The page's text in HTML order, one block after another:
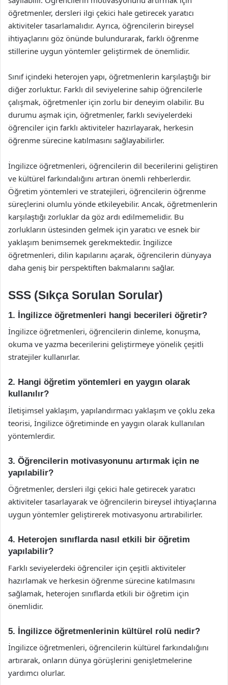
öğretmenler, dersleri ilgi çekici hale getirecek yaratıcı
aktiviteler tasarlamalıdır. Ayrıca, öğrencilerin bireysel
ihtiyaçlarını göz önünde bulundurarak, farklı öğrenme
stillerine uygun yöntemler geliştirmek de önemlidir.
Sınıf içindeki heterojen yapı, öğretmenlerin karşılaştığı bir
diğer zorluktur. Farklı dil seviyelerine sahip öğrencilerle
çalışmak, öğretmenler için zorlu bir deneyim olabilir. Bu
durumu aşmak için, öğretmenler, farklı seviyelerdeki
öğrenciler için farklı aktiviteler hazırlayarak, herkesin
öğrenme sürecine katılmasını sağlayabilirler.
İngilizce öğretmenleri, öğrencilerin dil becerilerini geliştiren
ve kültürel farkındalığını artıran önemli rehberlerdir.
Öğretim yöntemleri ve stratejileri, öğrencilerin öğrenme
süreçlerini olumlu yönde etkileyebilir. Ancak, öğretmenlerin
karşılaştığı zorluklar da göz ardı edilmemelidir. Bu
zorlukların üstesinden gelmek için yaratıcı ve esnek bir
yaklaşım benimsemek gerekmektedir. İngilizce
öğretmenleri, dilin kapılarını açarak, öğrencilerin dünyaya
daha geniş bir perspektiften bakmalarını sağlar.
SSS (Sıkça Sorulan Sorular)
1. İngilizce öğretmenleri hangi becerileri öğretir?
İngilizce öğretmenleri, öğrencilerin dinleme, konuşma,
okuma ve yazma becerilerini geliştirmeye yönelik çeşitli
stratejiler kullanırlar.
2. Hangi öğretim yöntemleri en yaygın olarak
kullanılır?
İletişimsel yaklaşım, yapılandırmacı yaklaşım ve çoklu zeka
teorisi, İngilizce öğretiminde en yaygın olarak kullanılan
yöntemlerdir.
3. Öğrencilerin motivasyonunu artırmak için ne
yapılabilir?
Öğretmenler, dersleri ilgi çekici hale getirecek yaratıcı
aktiviteler tasarlayarak ve öğrencilerin bireysel ihtiyaçlarına
uygun yöntemler geliştirerek motivasyonu artırabilirler.
4. Heterojen sınıflarda nasıl etkili bir öğretim
yapılabilir?
Farklı seviyelerdeki öğrenciler için çeşitli aktiviteler
hazırlamak ve herkesin öğrenme sürecine katılmasını
sağlamak, heterojen sınıflarda etkili bir öğretim için
önemlidir.
5. İngilizce öğretmenlerinin kültürel rolü nedir?
İngilizce öğretmenleri, öğrencilerin kültürel farkındalığını
artırarak, onların dünya görüşlerini genişletmelerine
yardımcı olurlar.